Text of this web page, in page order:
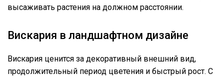
высаживать растения на должном расстоянии.
Вискария в ландшафтном дизайне
Вискария ценится за декоративный внешний вид,
продолжительный период цветения и быстрый рост. С